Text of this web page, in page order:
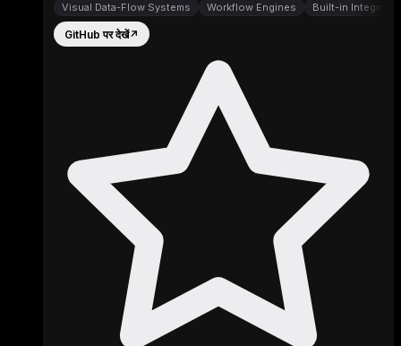
Visual Data-Flow Systems Workflow Engines Built-in
GitHub पर देखें↗